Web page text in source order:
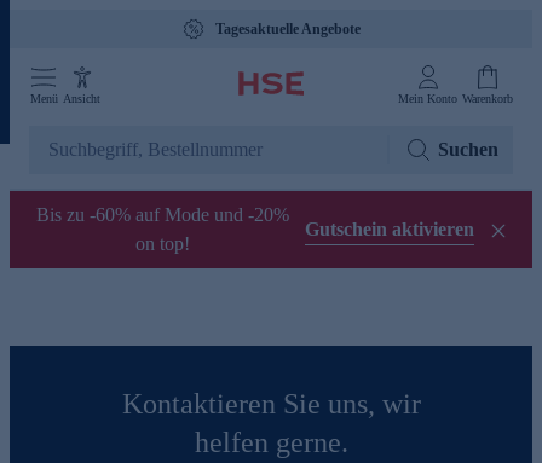
Tagesaktuelle Angebote
Menü Ansicht Mein Konto Warenkorb
Suchen
Bis zu -60% auf Mode und -20%
on top!
Gutschein aktivieren
Kontaktieren Sie uns, wir
helfen gerne.